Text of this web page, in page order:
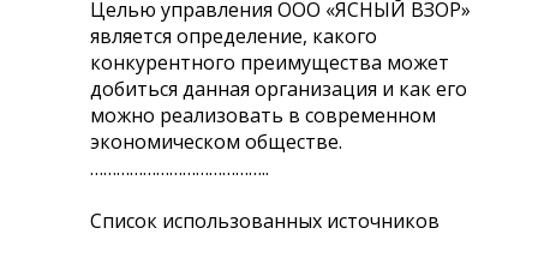
Целью управления ООО «ЯСНЫЙ ВЗОР»
является определение, какого
конкурентного преимущества может
добиться данная организация и как его
можно реализовать в современном
экономическом обществе.
…………………………………..
Список использованных источников